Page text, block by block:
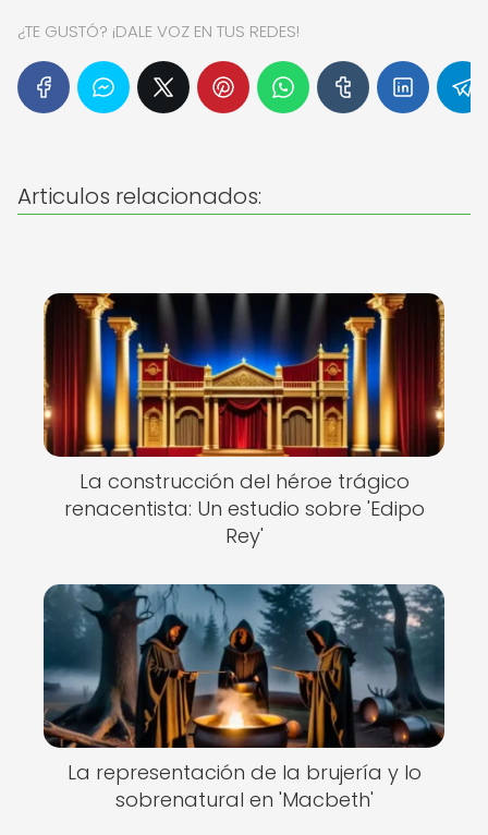
¿TE GUSTÓ? ¡DALE VOZ EN TUS REDES!
Articulos relacionados:
La construcción del héroe trágico
renacentista: Un estudio sobre 'Edipo
Rey'
La representación de la brujería y lo
sobrenatural en 'Macbeth'